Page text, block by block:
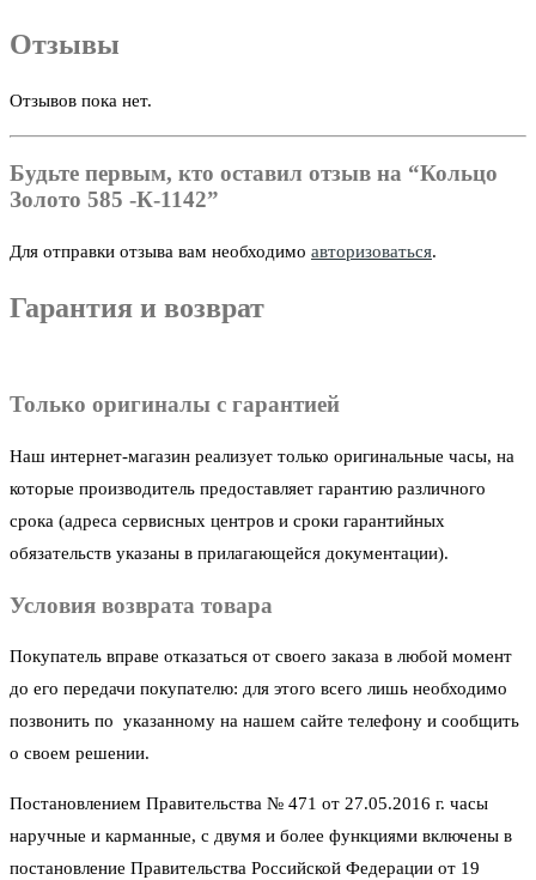
Отзывы
Отзывов пока нет.
Будьте первым, кто оставил отзыв на “Кольцо
Золото 585 -К-1142”
Для отправки отзыва вам необходимо авторизоваться.
Гарантия и возврат
Только оригиналы с гарантией
Наш интернет-магазин реализует только оригинальные часы, на
которые производитель предоставляет гарантию различного
срока (адреса сервисных центров и сроки гарантийных
обязательств указаны в прилагающейся документации).
Условия возврата товара
Покупатель вправе отказаться от своего заказа в любой момент
до его передачи покупателю: для этого всего лишь необходимо
позвонить по указанному на нашем сайте телефону и сообщить
о своем решении.
Постановлением Правительства № 471 от 27.05.2016 г. часы
наручные и карманные, с двумя и более функциями включены в
постановление Правительства Российской Федерации от 19